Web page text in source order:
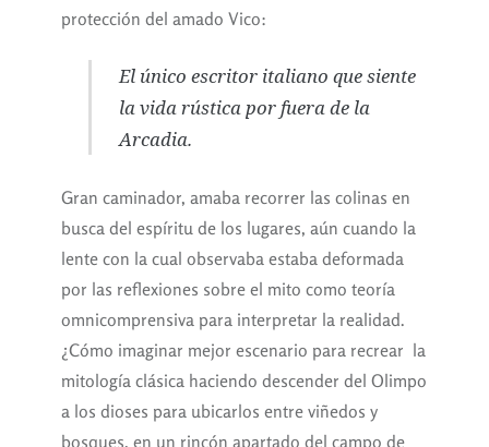
protección del amado Vico:
El único escritor italiano que siente
la vida rústica por fuera de la
Arcadia.
Gran caminador, amaba recorrer las colinas en
busca del espíritu de los lugares, aún cuando la
lente con la cual observaba estaba deformada
por las reflexiones sobre el mito como teoría
omnicomprensiva para interpretar la realidad.
¿Cómo imaginar mejor escenario para recrear la
mitología clásica haciendo descender del Olimpo
a los dioses para ubicarlos entre viñedos y
bosques, en un rincón apartado del campo de